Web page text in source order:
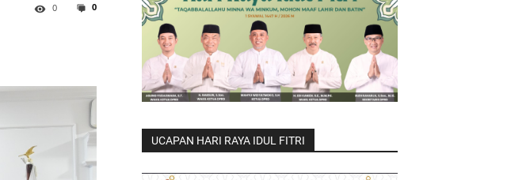
0
0
UCAPAN HARI RAYA IDUL FITRI